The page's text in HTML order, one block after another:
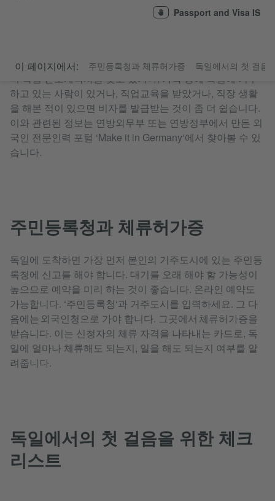
Passport and Visa IS
이 페이지에서: 주민등록청과 체류허가증 독일에서의 첫 걸음
비자는 본국에 있는 독일 대사관에서 발급받습니다. 이때 이
미 독일 근로계약서를 갖고 있거나, 가족 중에 독일에 거주
하고 있는 사람이 있거나, 직업교육을 받았거나, 직장 생활
을 해본 적이 있으면 비자를 발급받는 것이 좀 더 쉽습니다.
이와 관련된 정보는 연방외무부 또는 연방정부에서 만든 외
국인 전문인력 포털 ‘Make it in Germany‘에서 찾아볼 수 있
습니다.
주민등록청과 체류허가증
독일에 도착하면 가장 먼저 본인의 거주도시에 있는 주민등
록청에 신고를 해야 합니다. 대기를 오래 해야 할 가능성이
높으므로 예약을 미리 하는 것이 좋습니다. 온라인 예약도
가능합니다. ‘주민등록청‘과 거주도시를 입력하세요. 그 다
음에는 외국인청으로 가야 합니다. 그곳에서 체류허가증을
받습니다. 이는 신청자의 체류 자격을 나타내는 카드로, 독
일에 얼마나 체류해도 되는지, 일을 해도 되는지 여부를 알
려줍니다.
독일에서의 첫 걸음을 위한 체크
리스트